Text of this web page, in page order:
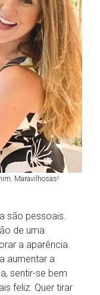
Maravilhosas!
são pessoais.
de uma
a aparência.
aumentar a
sentir-se bem
feliz. Quer tirar